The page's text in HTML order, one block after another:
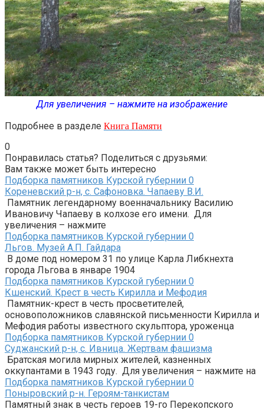
Для увеличения – нажмите на изображение
Подробнее в разделе Книга Памяти
0
Понравилась статья? Поделиться с друзьями:
Вам также может быть интересно
Подборка памятников Курской губернии 0
Кореневский р-н, с. Сафоновка. Чапаеву В.И.
Памятник легендарному военначальнику Василию
Ивановичу Чапаеву в колхозе его имени. Для
увеличения – нажмите
Подборка памятников Курской губернии 0
Льгов. Музей А.П. Гайдара
В доме под номером 31 по улице Карла Либкнехта
города Льгова в январе 1904
Подборка памятников Курской губернии 0
Кшенский. Крест в честь Кирилла и Мефодия
Памятник-крест в честь просветителей,
основоположников славянской письменности Кирилла и
Мефодия работы известного скульптора, уроженца
Подборка памятников Курской губернии 0
Суджанский р-н, с. Ивница. Жертвам фашизма
Братская могила мирных жителей, казненных
оккупантами в 1943 году. Для увеличения – нажмите на
Подборка памятников Курской губернии 0
Поныровский р-н. Героям-танкистам
Памятный знак в честь героев 19-го Перекопского